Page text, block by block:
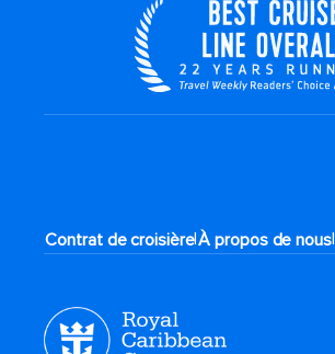
Contrat de croisière|À propos de nous|